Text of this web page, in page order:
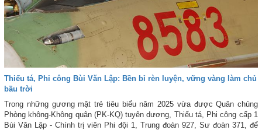
Thiếu tá, Phi công Bùi Văn Lập: Bền bỉ rèn luyện, vững vàng làm chủ
bầu trời
Trong những gương mặt trẻ tiêu biểu năm 2025 vừa được Quân chủng
Phòng không-Không quân (PK-KQ) tuyên dương, Thiếu tá, Phi công cấp 1
Bùi Văn Lập - Chính trị viên Phi đội 1, Trung đoàn 927, Sư đoàn 371, để